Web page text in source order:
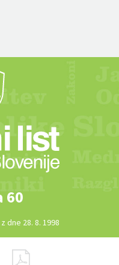
60
dne 28. 8. 1998